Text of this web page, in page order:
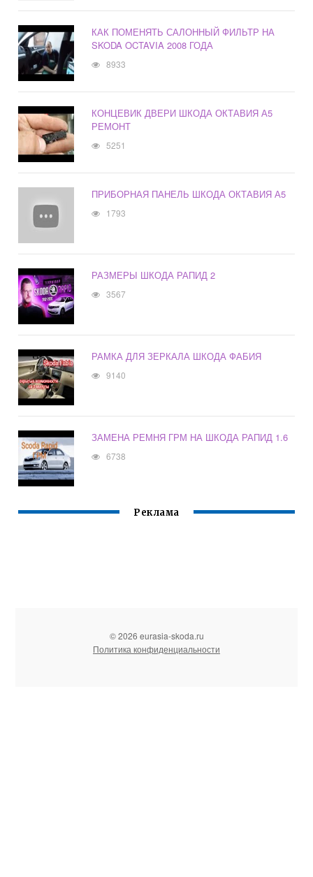
КАК ПОМЕНЯТЬ САЛОННЫЙ ФИЛЬТР НА
SKODA OCTAVIA 2008 ГОДА
8933
КОНЦЕВИК ДВЕРИ ШКОДА ОКТАВИЯ А5
РЕМОНТ
5251
ПРИБОРНАЯ ПАНЕЛЬ ШКОДА ОКТАВИЯ А5
1793
РАЗМЕРЫ ШКОДА РАПИД 2
3567
РАМКА ДЛЯ ЗЕРКАЛА ШКОДА ФАБИЯ
9140
ЗАМЕНА РЕМНЯ ГРМ НА ШКОДА РАПИД 1.6
6738
Реклама
© 2026 eurasia-skoda.ru
Политика конфиденциальности